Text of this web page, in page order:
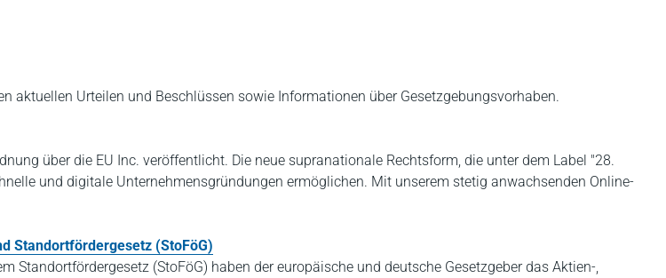
aktuellen Urteilen und Beschlüssen sowie Informationen über Gesetzgebungsvorhaben.
über die EU Inc. veröffentlicht. Die neue supranationale Rechtsform, die unter dem Label "28.
und digitale Unternehmensgründungen ermöglichen. Mit unserem stetig anwachsenden Online-
Standortfördergesetz (StoFöG)
(StoFöG) haben der europäische und deutsche Gesetzgeber das Aktien-,